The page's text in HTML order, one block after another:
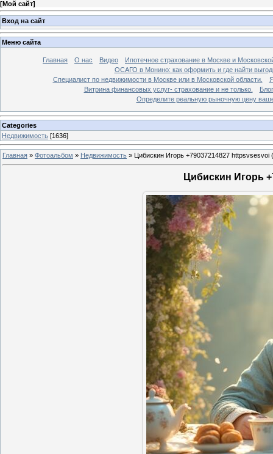
[Мой сайт]
Вход на сайт
Меню сайта
Главная О нас Видео
Ипотечное страхование в Москве и
ОСАГО в Монино: как оформить и где найти
Специалист по недвижимости в Москве или в Московской области.
Витрина финансовых услуг- страхование и не только.
Блог
Определите реальную рыночную цену
Categories
Недвижимость [1636]
Главная » Фотоальбом » Недвижимость » Цибискин Игорь +79037214827 httpsvsesvoi
Цибискин Игорь